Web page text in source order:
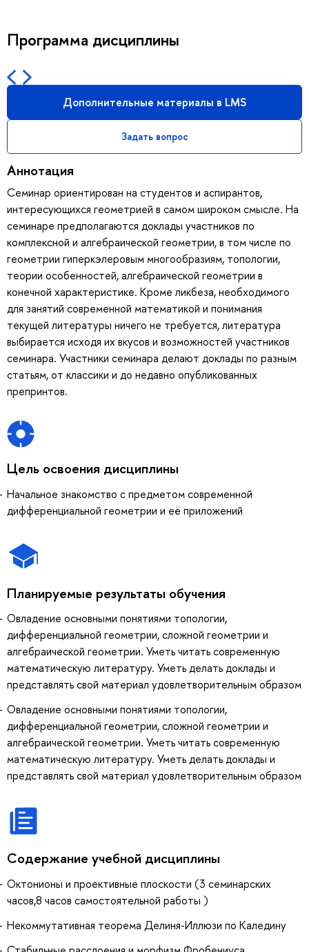
Программа дисциплины
Дополнительные материалы в LMS
Задать вопрос
Аннотация
Семинар ориентирован на студентов и аспирантов,
интересующихся геометрией в самом широком смысле. На
семинаре предполагаются доклады участников по
комплексной и алгебраической геометрии, в том числе по
геометрии гиперкэлеровым многообразиям, топологии,
теории особенностей, алгебраической геометрии в
конечной характеристике. Кроме ликбеза, необходимого
для занятий современной математикой и понимания
текущей литературы ничего не требуется, литература
выбирается исходя их вкусов и возможностей участников
семинара. Участники семинара делают доклады по разным
статьям, от классики и до недавно опубликованных
препринтов.
Цель освоения дисциплины
Начальное знакомство с предметом современной
дифференциальной геометрии и её приложений
Планируемые результаты обучения
Овладение основными понятиями топологии,
дифференциальной геометрии, сложной геометрии и
алгебраической геометрии. Уметь читать современную
математическую литературу. Уметь делать доклады и
представлять свой материал удовлетворительным образом
Овладение основными понятиями топологии,
дифференциальной геометрии, сложной геометрии и
алгебраической геометрии. Уметь читать современную
математическую литературу. Уметь делать доклады и
представлять свой материал удовлетворительным образом
Содержание учебной дисциплины
Октонионы и проективные плоскости (3 семинарских
часов,8 часов самостоятельной работы )
Некоммутативная теорема Делиня-Иллюзи по Каледину